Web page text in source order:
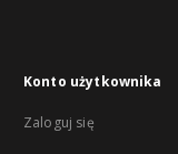
Konto użytkownika
Zaloguj się